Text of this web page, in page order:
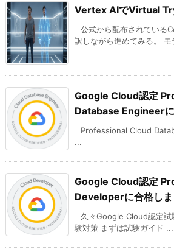
Vertex AIでVirtual
公式から配布されている
訳しながら進めてみる。 モ
Google Cloud認定
Database Engineer
Professional Cloud
...
Google Cloud認定
Developerに合格しま
久々Google Cloud認定試
験対策 まずは試験ガイド ...